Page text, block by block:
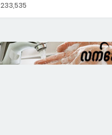
233,535